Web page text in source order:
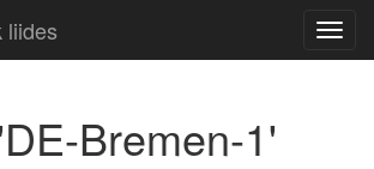
liides
Bremen-1'